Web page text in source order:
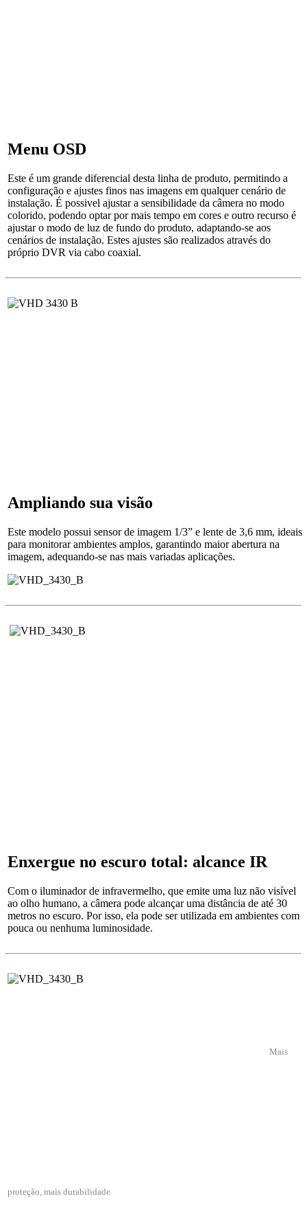
Menu OSD
Este é um grande diferencial desta linha de produto, permitindo a
configuração e ajustes finos nas imagens em qualquer cenário de
instalação. É possivel ajustar a sensibilidade da câmera no modo
colorido, podendo optar por mais tempo em cores e outro recurso é
ajustar o modo de luz de fundo do produto, adaptando-se aos
cenários de instalação. Estes ajustes são realizados através do
próprio DVR via cabo coaxial.
Ampliando sua visão
Este modelo possui sensor de imagem 1/3” e lente de 3,6 mm, ideais
para monitorar ambientes amplos, garantindo maior abertura na
imagem, adequando-se nas mais variadas aplicações.
Enxergue no escuro total: alcance IR
Com o iluminador de infravermelho, que emite uma luz não visível
ao olho humano, a câmera pode alcançar uma distância de até 30
metros no escuro. Por isso, ela pode ser utilizada em ambientes com
pouca ou nenhuma luminosidade.
Mais
proteção, mais durabilidade